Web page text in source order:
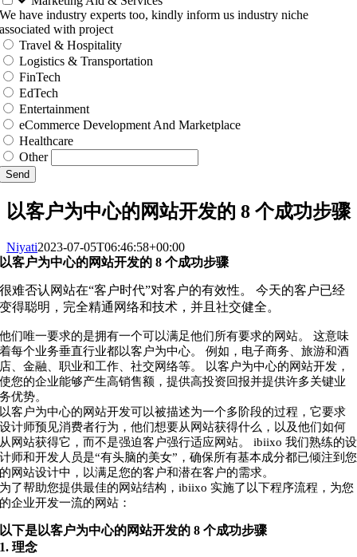
We have industry experts too, kindly inform us industry niche
associated with project
Travel & Hospitality
Logistics & Transportation
FinTech
EdTech
Entertainment
eCommerce Development And Marketplace
Healthcare
Other
Send
以客户为中心的网站开发的 8 个成功步骤
Niyati2023-07-05T06:46:58+00:00
以客户为中心的网站开发的 8 个成功步骤
很难否认网站在“客户时代”对客户的有效性。 今天的客户已经
变得聪明，完全精通网络和技术，并且社交健全。
他们唯一要求的是拥有一个可以满足他们所有要求的网站。 这意味
着每个业务垂直行业都以客户为中心。 例如，电子商务、旅游和酒
店、金融、职业和工作、社交网络等。 以客户为中心的网站开发，
使您的企业能够产生高销售额，提供高投资回报并提供许多关键业
务优势。
以客户为中心的网站开发可以被描述为一个多阶段的过程，它要求
设计师预见消费者行为，他们想要从网站获得什么，以及他们如何
从网站获得它，而不是强迫客户强行适应网站。 ibiixo 我们熟练的设
计师和开发人员是“有头脑的美女”，确保所有基本成分都已倾注到您
的网站设计中，以满足您的客户和潜在客户的需求。
为了帮助您提供最佳的网站结构，ibiixo 实施了以下程序流程，为您
的企业开发一流的网站：
以下是以客户为中心的网站开发的 8 个成功步骤
1. 理念